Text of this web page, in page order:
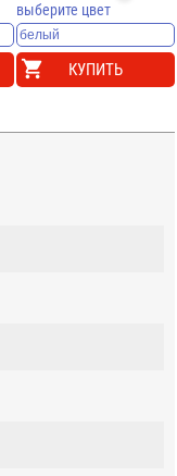
выберите цвет
КУПИТЬ